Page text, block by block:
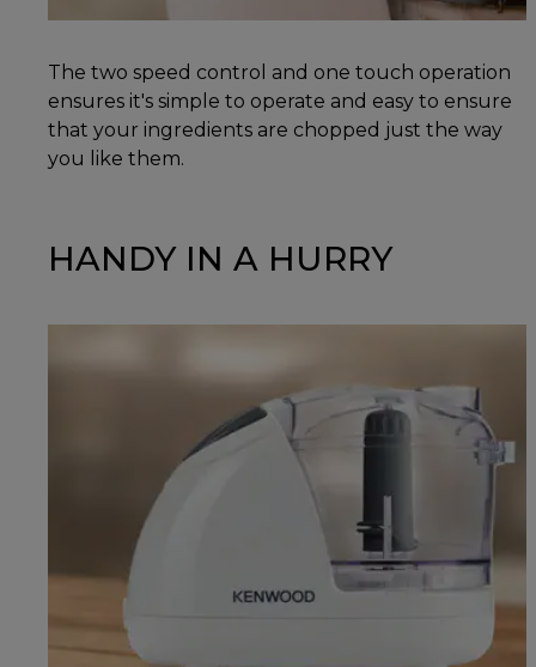
The two speed control and one touch operation
ensures it's simple to operate and easy to ensure
that your ingredients are chopped just the way
you like them.
HANDY IN A HURRY